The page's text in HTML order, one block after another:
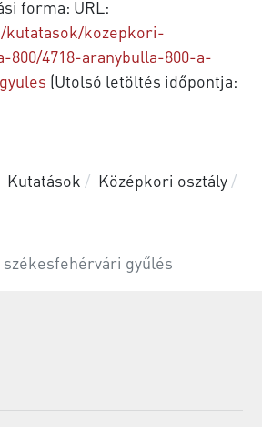
forma: URL:
kozepkori-
800/4718-aranybulla-800-a-
(Utolsó letöltés időpontja:
Kutatások
Középkori osztály
székesfehérvári gyűlés